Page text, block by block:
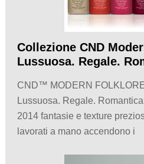
Collezione CND
Lussuosa. Regale.
CND™ MODERN
Lussuosa. Regale.
2014 fantasie e texture
lavorati a mano accendono i